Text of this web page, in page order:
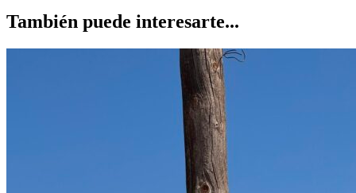
También puede interesarte...